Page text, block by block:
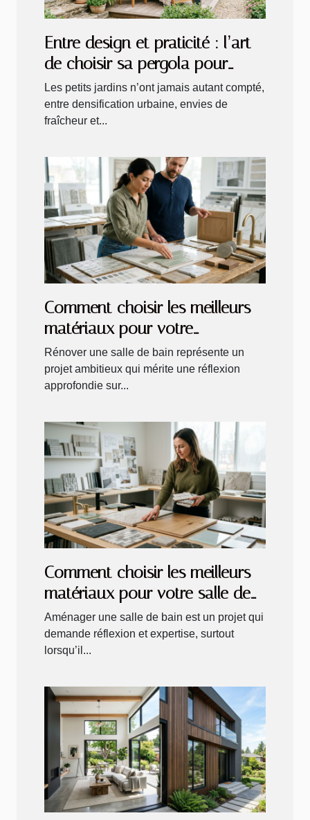
Entre design et praticité : l’art
de choisir sa pergola pour
petits jardins
Les petits jardins n’ont jamais autant compté,
entre densification urbaine, envies de
fraîcheur et...
Comment choisir les meilleurs
matériaux pour votre
rénovation de salle de bain ?
Rénover une salle de bain représente un
projet ambitieux qui mérite une réflexion
approfondie sur...
Comment choisir les meilleurs
matériaux pour votre salle de
bain ?
Aménager une salle de bain est un projet qui
demande réflexion et expertise, surtout
lorsqu’il...